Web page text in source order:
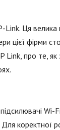
Ця велика
цієї фірми
про те, як
Wi-
коректної